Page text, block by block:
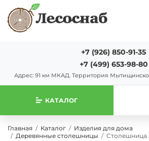
+7 (926) 850-91-35
+7 (499) 653-98-80
Адрес: 91 км МКАД. Территория
КАТАЛОГ
Главная Каталог
Изделия для дома
Деревянные столешницы
Столешница